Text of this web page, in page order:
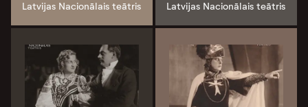
Latvijas Nacionālais teātris Latvijas Nacionālais teātris